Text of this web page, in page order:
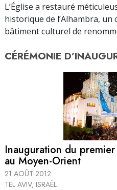
L’Église a restauré
historique de l’Alhambra, un
bâtiment culturel de
CÉRÉMONIE D’
Inauguration du
au Moyen-Orient
21 AOÛT 2012
TEL AVIV, ISRAËL